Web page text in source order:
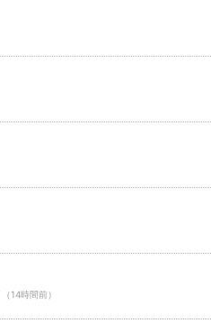
（14時間前）